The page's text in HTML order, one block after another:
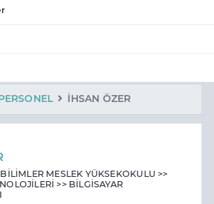
İHSAN ÖZER
MESLEK YÜKSEKOKULU >>
>> BİLGİSAYAR